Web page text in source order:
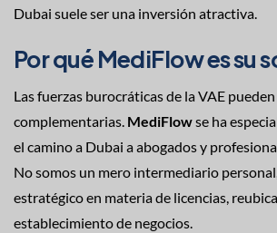
Dubai suele ser una inversión atractiva.
Por qué MediFlow es su
Las fuerzas burocráticas de la VAE
complementarias. MediFlowse ha
el camino a Dubai a abogados y
No somos un mero intermediario
estratégico en materia de licencias,
establecimiento de negocios.